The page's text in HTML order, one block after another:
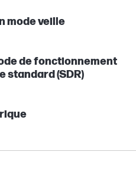
mode veille
de fonctionnement
standard (SDR)